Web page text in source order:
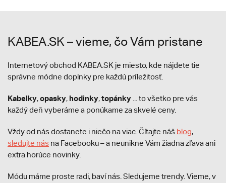
KABEA.SK – vieme, čo Vám pristane
Internetový obchod KABEA.SK je miesto, kde nájdete tie
správne módne doplnky pre každú príležitosť.
Kabelky,opasky, hodinky,topánky ... to všetko pre vás
každý deň vyberáme a ponúkame za skvelé ceny.
Vždy od nás dostanete i niečo na viac. Čítajte náš blog,
sledujte nás na Facebooku – a neunikne Vám žiadna zľava ani
extra horúce novinky.
Módu máme proste radi, baví nás. Sledujeme trendy. Vieme, v